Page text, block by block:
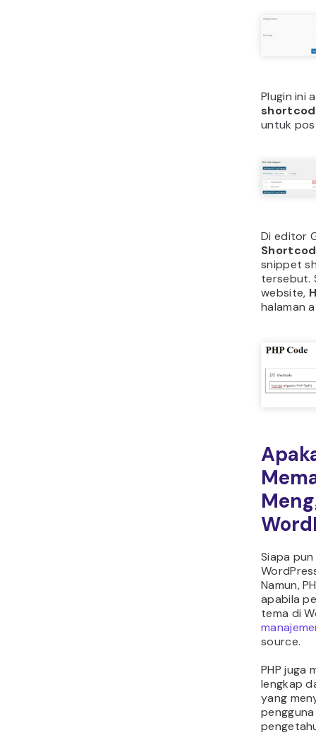
Plugin ini
untuk
Di editor
snippet
tersebut.
website,
halaman
Siapa
Namun,
apabila
tema di
source.
PHP juga
lengkap
yang